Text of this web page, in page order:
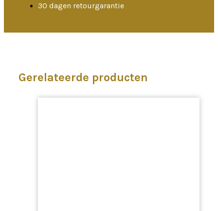
30 dagen retourgarantie
Gerelateerde producten